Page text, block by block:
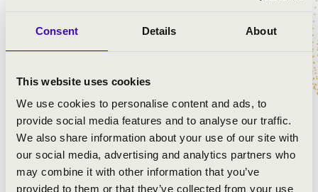
Consent Details About
This website uses cookies
We use cookies to personalise content and ads, to
provide social media features and to analyse our traffic.
We also share information about your use of our site with
our social media, advertising and analytics partners who
may combine it with other information that you’ve
provided to them or that they’ve collected from your use
területét, majd a Felvidékre utazunk, s mielőtt
elhagynánkhazánkat a nyugati határszélen, megállunk
világába foglalva, interaktívan a gyerekek bevonásával.
ELŐADÓK:
Tánctanoda társulat
Antal Roland- táncművész, néptáncpedagógus